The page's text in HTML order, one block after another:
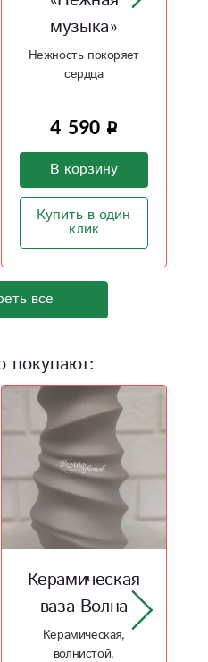
Корзина с белым
Купить в один
клик
все
покупают:
Керамическая
ваза Рельеф 2
Рельефная
керамическая ваз в